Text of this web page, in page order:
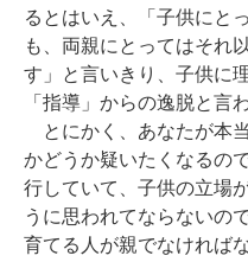
るとはいえ、「子供にと
も、両親にとってはそれ
す」と言いきり、子供に
「指導」からの逸脱と言
とにかく、あなたが本
かどうか疑いたくなるの
行していて、子供の立場
うに思われてならないの
育てる人が親でなければ